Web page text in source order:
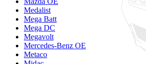
Medalist
Mega Batt
Mega DC
Megavolt
Mercedes-Benz OE
Metaco